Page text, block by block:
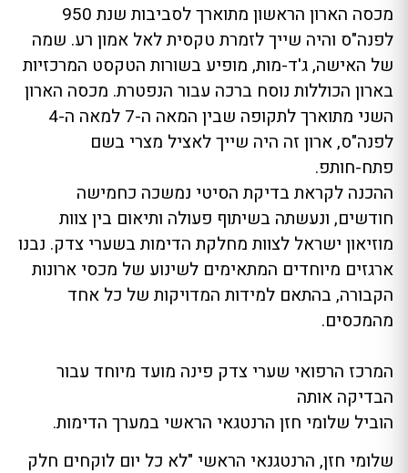
מכסה הארון הראשון מתוארך לסביבות שנת 950
לפנה"ס והיה שייך לזמרת טקסית לאל אמון רע. שמה
של האישה, ג'ד-מות, מופיע בשורות הטקסט המרכזיות
בארון הכוללות נוסח ברכה עבור הנפטרת. מכסה הארון
השני מתוארך לתקופה שבין המאה ה-7 למאה ה-4
לפנה"ס, ארון זה היה שייך לאציל מצרי בשם
פתח-חותפ.
ההכנה לקראת בדיקת הסיטי נמשכה כחמישה
חודשים, ונעשתה בשיתוף פעולה ותיאום בין צוות
מוזיאון ישראל לצוות מחלקת הדימות בשערי צדק. נבנו
ארגזים מיוחדים המתאימים לשינוע של מכסי ארונות
הקבורה, בהתאם למידות המדויקות של כל אחד
מהמכסים.
המרכז הרפואי שערי צדק פינה מועד מיוחד עבור
הבדיקה אותה
הוביל שלומי חזן הרנטגאי הראשי במערך הדימות.
שלומי חזן, הרנטגנאי הראשי "לא כל יום לוקחים חלק